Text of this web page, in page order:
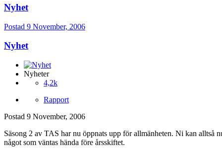
Nyhet
Postad 9 November, 2006
Nyhet
Nyheter
4,2k
Rapport
Postad 9 November, 2006
Säsong 2 av TAS har nu öppnats upp för allmänheten. Ni kan alltså
något som väntas hända före årsskiftet.